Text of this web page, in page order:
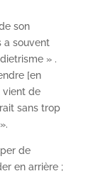
son
a souvent
» .
[en
vient de
sans trop
de
en arrière ;